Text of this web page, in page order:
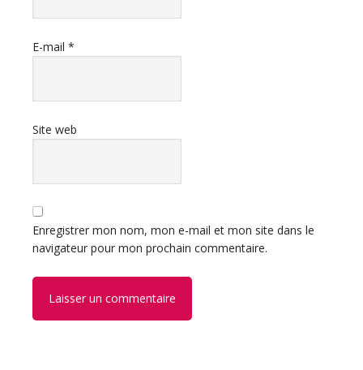
E-mail *
Site web
Enregistrer mon nom, mon e-mail et mon site dans le
navigateur pour mon prochain commentaire.